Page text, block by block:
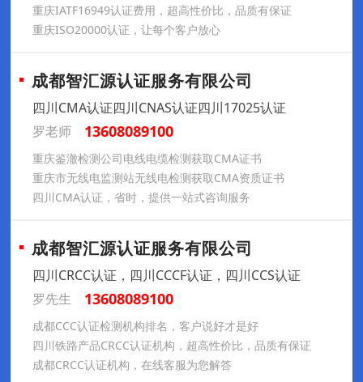
重庆IATF16949认证费用，超高性价比，品质有保证
重庆ISO20000认证，让每个客户放心
成都智汇源认证服务有限公司
四川CMA认证四川CNAS认证四川17025认证
罗老师
13608089100
重庆鉴澈检测公司电线电缆检测获取CMA证书
重庆市无线电监测站无线电检测获取CMA资质证书
四川CMA认证，省时，提供一站式咨询服务
成都智汇源认证服务有限公司
四川CRCC认证，四川CCCF认证，四川CCS认证
罗先生
13608089100
成都CCC认证检测机构排名​，客户说好才是好
四川铁路产品CRCC认证机构​，超高性价比，品质有保证
成都CRCC认证机构，在线客服为您解答